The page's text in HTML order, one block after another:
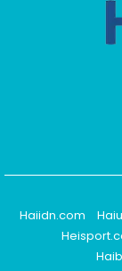
Haiidn.com